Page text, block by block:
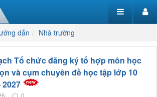
dẫn Nhà trường
Tổ chức đăng ký tổ hợp môn học
và cụm chuyên đề học tập lớp 10
2027
0